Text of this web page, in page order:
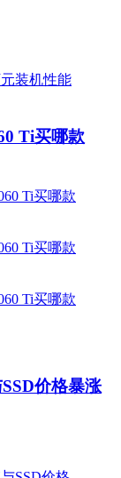
Ti买哪款
价格暴涨